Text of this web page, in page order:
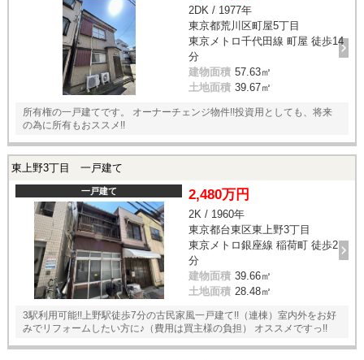
2DK / 1977年
東京都荒川区町屋5丁目
東京メトロ千代田線 町屋 徒歩14
分
建物面積 57.63㎡
土地面積 39.67㎡
所有権の一戸建てです。 オーナーチェンジ物件!!投資用としても、将来
の為に所有もおススメ!!
東上野3丁目 一戸建て
一戸建て 2,480万円
2K / 1960年
東京都台東区東上野3丁目
東京メトロ銀座線 稲荷町 徒歩2
分
建物面積 39.66㎡
土地面積 28.48㎡
3駅利用可能!!上野駅徒歩7分の古民家風一戸建て!!（連棟）室内外をお好
みでリフォームしたい方に♪（費用は買主様の負担） オススメですっ!!